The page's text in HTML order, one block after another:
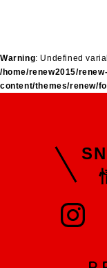
Warning: Undefined
/home/renew2015/
content/themes/renew/